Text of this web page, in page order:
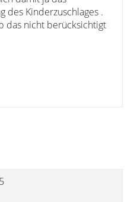
des Kinderzuschlages .
das nicht berücksichtigt